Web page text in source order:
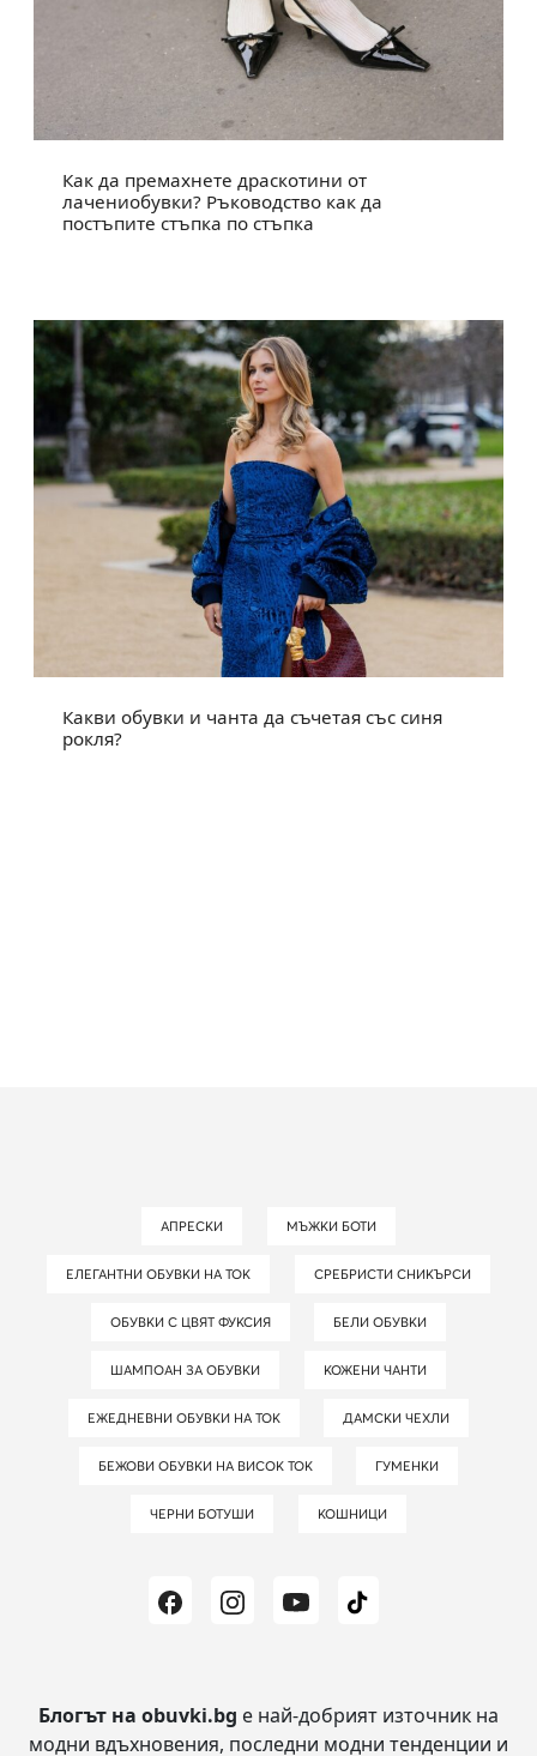
Как да премахнете драскотини от
лачениобувки? Ръководство как да
постъпите стъпка по стъпка
Какви обувки и чанта да съчетая със синя
рокля?
АПРЕСКИ МЪЖКИ БОТИ
ЕЛЕГАНТНИ ОБУВКИ НА ТОК СРЕБРИСТИ СНИКЪРСИ
ОБУВКИ С ЦВЯТ ФУКСИЯ БЕЛИ ОБУВКИ
ШАМПОАН ЗА ОБУВКИ КОЖЕНИ ЧАНТИ
ЕЖЕДНЕВНИ ОБУВКИ НА ТОК ДАМСКИ ЧЕХЛИ
БЕЖОВИ ОБУВКИ НА ВИСОК ТОК ГУМЕНКИ
ЧЕРНИ БОТУШИ КОШНИЦИ
Блогът на obuvki.bg е най-добрият източник на
модни вдъхновения, последни модни тенденции и